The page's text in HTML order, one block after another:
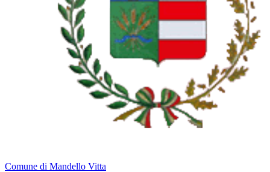
Comune di Mandello Vitta